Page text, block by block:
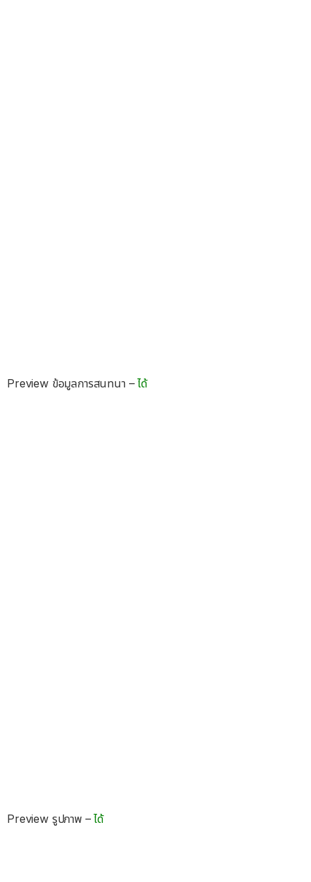
Preview ข้อมูลการสนทนา –ได้
Preview รูปภาพ –ได้